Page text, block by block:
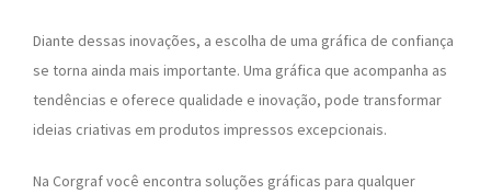
Diante dessas inovações, a escolha de uma gráfica de confiança
se torna ainda mais importante. Uma gráfica que acompanha as
tendências e oferece qualidade e inovação, pode transformar
ideias criativas em produtos impressos excepcionais.
Na Corgraf você encontra soluções gráficas para qualquer